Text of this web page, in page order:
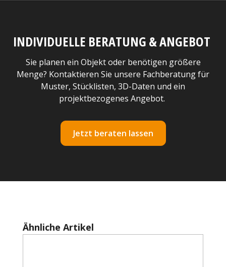
INDIVIDUELLE BERATUNG & ANGEBOT
Sie planen ein Objekt oder benötigen größere
Menge? Kontaktieren Sie unsere Fachberatung für
Muster, Stücklisten, 3D-Daten und ein
projektbezogenes Angebot.
Jetzt beraten lassen
Produktgalerie überspringen
Ähnliche Artikel